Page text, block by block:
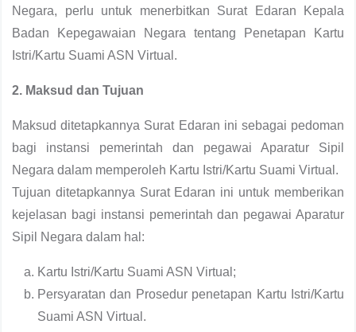
Negara, perlu untuk menerbitkan Surat Edaran Kepala
Badan Kepegawaian Negara tentang Penetapan Kartu
Istri/Kartu Suami ASN Virtual.
2. Maksud dan Tujuan
Maksud ditetapkannya Surat Edaran ini sebagai pedoman
bagi instansi pemerintah dan pegawai Aparatur Sipil
Negara dalam memperoleh Kartu Istri/Kartu Suami Virtual.
Tujuan ditetapkannya Surat Edaran ini untuk memberikan
kejelasan bagi instansi pemerintah dan pegawai Aparatur
Sipil Negara dalam hal:
Kartu Istri/Kartu Suami ASN Virtual;
Persyaratan dan Prosedur penetapan Kartu Istri/Kartu
Suami ASN Virtual.